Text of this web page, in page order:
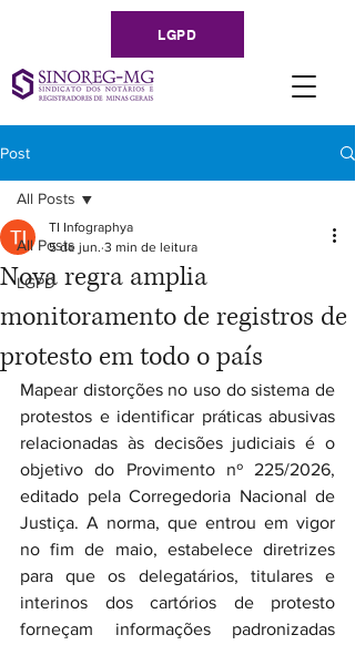
LGPD
Post
All Posts
LGPD
All Posts
Nova regra amplia
monitoramento de registros de
protesto em todo o país
TI Infographya
5 de jun. 3 min de leitura
Mapear distorções no uso do sistema de
protestos e identificar práticas abusivas
relacionadas às decisões judiciais é o
objetivo do Provimento nº 225/2026,
editado pela Corregedoria Nacional de
Justiça. A norma, que entrou em vigor
no fim de maio, estabelece diretrizes
para que os delegatários, titulares e
interinos dos cartórios de protesto
forneçam informações padronizadas